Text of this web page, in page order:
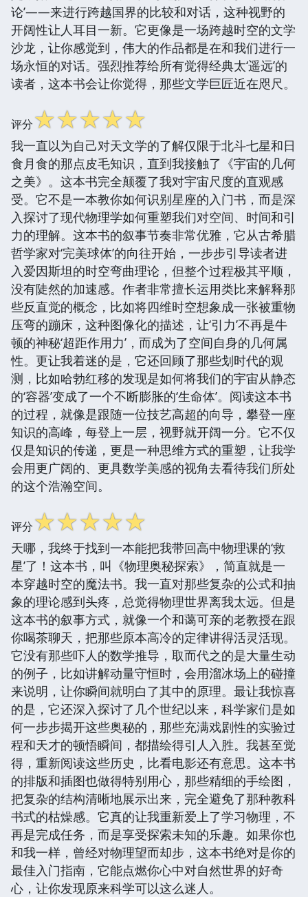
论’——来进行跨越国界的比较和对话，这种视野的
开阔性让人耳目一新。它更像是一场跨越时空的文学
沙龙，让你感觉到，伟大的作品都是在和我们进行一
场永恒的对话。强烈推荐给所有觉得经典太‘遥远’的
读者，这本书会让你觉得，那些文学巨匠近在咫尺。
评分☆☆☆☆☆
我一直以为自己对天文学的了解仅限于北斗七星和日
食月食的那点皮毛知识，直到我接触了《宇宙的几何
之美》。这本书完全颠覆了我对宇宙尺度的直观感
受。它不是一本教你如何识别星座的入门书，而是深
入探讨了现代物理学如何重塑我们对空间、时间和引
力的理解。这本书的叙事节奏非常优雅，它从古希腊
哲学家对‘完美球体’的向往开始，一步步引导读者进
入爱因斯坦的时空弯曲理论，但整个过程极其平顺，
没有陡然的加速感。作者非常擅长运用类比来解释那
些反直觉的概念，比如将四维时空想象成一张被重物
压弯的蹦床，这种图像化的描述，让‘引力’不再是牛
顿的神秘‘超距作用力’，而成为了空间自身的几何属
性。更让我着迷的是，它还回顾了那些划时代的观
测，比如哈勃红移的发现是如何将我们的宇宙从静态
的‘容器’变成了一个不断膨胀的‘生命体’。阅读这本书
的过程，就像是跟随一位技艺高超的向导，攀登一座
知识的高峰，每登上一层，视野就开阔一分。它不仅
仅是知识的传递，更是一种思维方式的重塑，让我学
会用更广阔的、更具数学美感的视角去看待我们所处
的这个浩瀚空间。
评分☆☆☆☆☆
天哪，我终于找到一本能把我带回高中物理课的‘救
星’了！这本书，叫《物理奥秘探索》，简直就是一
本穿越时空的魔法书。我一直对那些复杂的公式和抽
象的理论感到头疼，总觉得物理世界离我太远。但是
这本书的叙事方式，就像一个和蔼可亲的老教授在跟
你喝茶聊天，把那些原本高冷的定律讲得活灵活现。
它没有那些吓人的数学推导，取而代之的是大量生动
的例子，比如讲解动量守恒时，会用溜冰场上的碰撞
来说明，让你瞬间就明白了其中的原理。最让我惊喜
的是，它还深入探讨了几个世纪以来，科学家们是如
何一步步揭开这些奥秘的，那些充满戏剧性的实验过
程和天才的顿悟瞬间，都描绘得引人入胜。我甚至觉
得，重新阅读这些历史，比看电影还有意思。这本书
的排版和插图也做得特别用心，那些精细的手绘图，
把复杂的结构清晰地展示出来，完全避免了那种教科
书式的枯燥感。它真的让我重新爱上了学习物理，不
再是完成任务，而是享受探索未知的乐趣。如果你也
和我一样，曾经对物理望而却步，这本书绝对是你的
最佳入门指南，它能点燃你心中对自然世界的好奇
心，让你发现原来科学可以这么迷人。